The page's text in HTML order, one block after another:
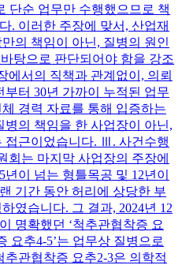
단순 업무만 수행했으므로 책
. 이러한 주장에 맞서, 산업재
의 책임이 아닌, 질병의 원인
탕으로 판단되어야 함을 강조
에서의 직책과 관계없이, 의뢰
터 30년 가까이 누적된 업무
경력 자료를 통해 입증하는
의 책임을 한 사업장이 아닌,
접근이었습니다. Ⅲ. 사건수행
회는 마지막 사업장의 주장에
이 넘는 형틀목공 및 12년이
기간 동안 허리에 상당한 부
였습니다. 그 결과, 2024년 12
명확했던 ‘척추관협착증 요
요추4-5’는 업무상 질병으로
관협착증 요추2-3은 의학적